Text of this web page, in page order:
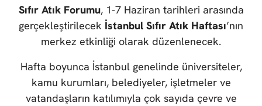
Sıfır Atık Forumu, 1-7 Haziran tarihleri arasında
gerçekleştirilecek İstanbul Sıfır Atık Haftası’nın
merkez etkinliği olarak düzenlenecek.
Hafta boyunca İstanbul genelinde üniversiteler,
kamu kurumları, belediyeler, işletmeler ve
vatandaşların katılımıyla çok sayıda çevre ve